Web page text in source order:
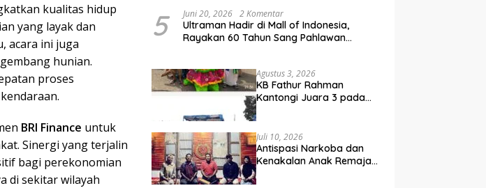
kualitas hidup
yang layak dan
acara ini juga
hunian.
proses
BRI Finance untuk
Sinergi yang terjalin
bagi perekonomian
di sekitar wilayah
5 Juni 20, 2026 2 Komentar
Ultraman Hadir di Mall of Indonesia,
Rayakan 60 Tahun Sang Pahlawan
Agustus 3, 2026
KB Fathur Rahman
Kantongi Juara 3 pada
Juli 10, 2026
Antispasi Narkoba dan
Kenakalan Anak Remaja,